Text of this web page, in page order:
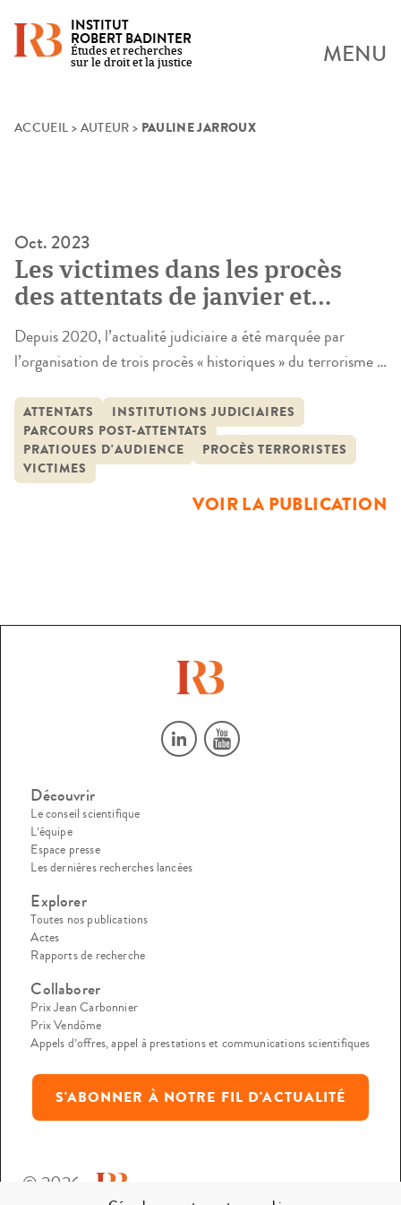
Skip
INSTITUT
ROBERT BADINTER
Études et recherches
sur le droit et la justice
MENU
ACCUEIL > AUTEUR > PAULINE JARROUX
Oct. 2023
Les victimes dans les procès
des attentats de janvier et
novembre 2015
Depuis 2020, l’actualité judiciaire a été marquée par
l’organisation de trois procès « historiques » du terrorisme :
attentats de novembre 2015 – qui ont affecté Paris et l’Île-
de-France – et celui du 14 juillet 2016 à Nice. Ces procès
ont été érigés en […]
ATTENTATS
INSTITUTIONS JUDICIAIRES
PARCOURS POST-ATTENTATS
PRATIQUES D'AUDIENCE
PROCÈS TERRORISTES
VICTIMES
VOIR LA PUBLICATION
Découvrir
Le conseil scientifique
L’équipe
Espace presse
Les dernières recherches lancées
Explorer
Toutes nos publications
Actes
Rapports de recherche
Collaborer
Prix Jean Carbonnier
Prix Vendôme
Appels d’offres, appel à prestations et communications scientifiques
S'ABONNER À NOTRE FIL D'ACTUALITÉ
© 2026